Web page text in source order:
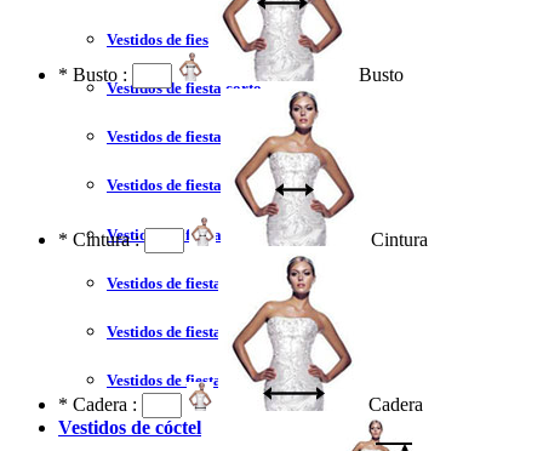
Vestidos de fiesta largo
Vestidos de fiesta corto
Vestidos de fiesta corte princesa
Vestidos de fiesta sin tirantes
Vestidos de fiesta negro
Vestidos de fiesta rojo
Vestidos de fiesta amarillo
Vestidos de fiesta azul
Vestidos de cóctel
* Busto : Busto
* Cintura : Cintura
* Cadera : Cadera